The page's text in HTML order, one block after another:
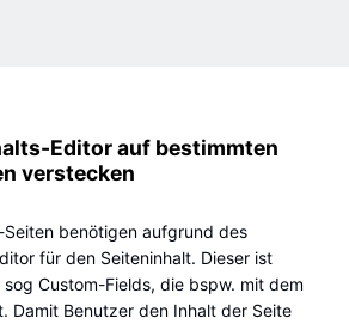
Editor auf bestimmten
verstecken
Seiten benötigen aufgrund des
für den Seiteninhalt. Dieser ist
Custom-Fields, die bspw. mit dem
Damit Benutzer den Inhalt der Seite